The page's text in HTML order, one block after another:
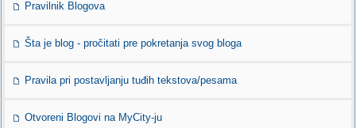
Pravilnik Blogova
Šta je blog - pročitati pre pokretanja svog bloga
Pravila pri postavljanju tuđih tekstova/pesama
Otvoreni Blogovi na MyCity-ju